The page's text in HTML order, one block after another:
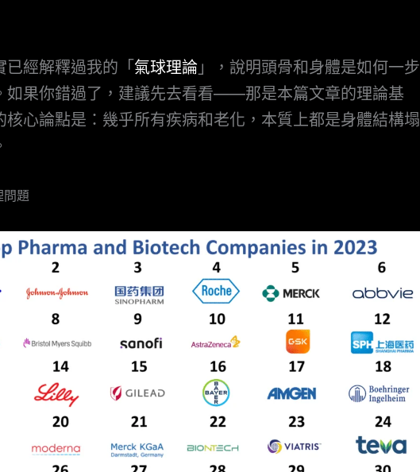
已經解釋過我的「 氣球理論 」，說明頭骨和身體是如何一步
如果你錯過了，建議先去看看——那是本篇文章的理論基
核心論點是：幾乎所有疾病和老化，本質上都是身體結構塌
問題